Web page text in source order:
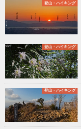
登山・ハイキング
登山・ハイキング
登山・ハイキング